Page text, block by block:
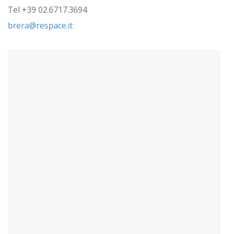
Tel +39 02.6717.3694
brera@respace.it